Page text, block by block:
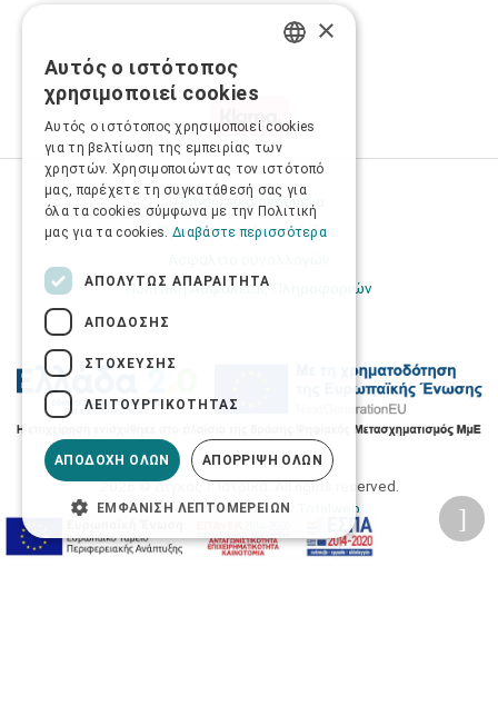
Προσωπικά δεδομένα
Όροι Χρήσης Ιστοσελίδας
Πολιτική Ασφάλειας Πληροφοριών
2026 © Δίγκας Γ. Ιατρικά. All rights reserved.
Developed with care by
Totalweb
×
Αυτός ο ιστότοπος
χρησιμοποιεί cookies
Αυτός ο ιστότοπος χρησιμοποιεί cookies
για τη βελτίωση της εμπειρίας των
χρηστών. Χρησιμοποιώντας τον ιστότοπό
μας, παρέχετε τη συγκατάθεσή σας για
όλα τα cookies σύμφωνα με την Πολιτική
μας για τα cookies. Διαβάστε περισσότερα
ΑΠΟΛΎΤΩΣ ΑΠΑΡΑΊΤΗΤΑ
ΑΠΌΔΟΣΗΣ
ΣΤΌΧΕΥΣΗΣ
ΛΕΙΤΟΥΡΓΙΚΌΤΗΤΑΣ
ΑΠΟΔΟΧΉ ΌΛΩΝ ΑΠΌΡΡΙΨΗ ΌΛΩΝ
ΕΜΦΆΝΙΣΗ ΛΕΠΤΟΜΕΡΕΙΏΝ